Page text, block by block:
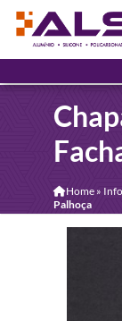
Home»
Palhoça